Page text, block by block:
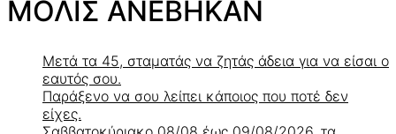
ΜΟΛΙΣ ΑΝΕΒΗΚΑΝ
Μετά τα 45, σταματάς να ζητάς άδεια για να είσαι ο
εαυτός σου.
Παράξενο να σου λείπει κάποιος που ποτέ δεν
είχες.